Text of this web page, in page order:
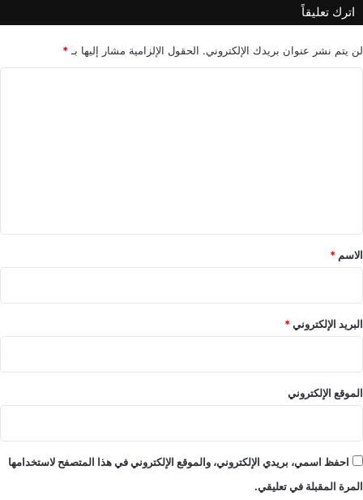
ر
h
t
2
اترك تعليقاً
لن يتم نشر عنوان بريدك الإلكتروني. الحقول الإلزامية مشار إليها بـ *
*
الاسم *
البريد الإلكتروني*
الموقع الإلكتروني
احفظ اسمي، بريدي الإلكتروني، والموقع الإلكتروني في هذا المتصفح لاستخدامها
المرة المقبلة في تعليقي.